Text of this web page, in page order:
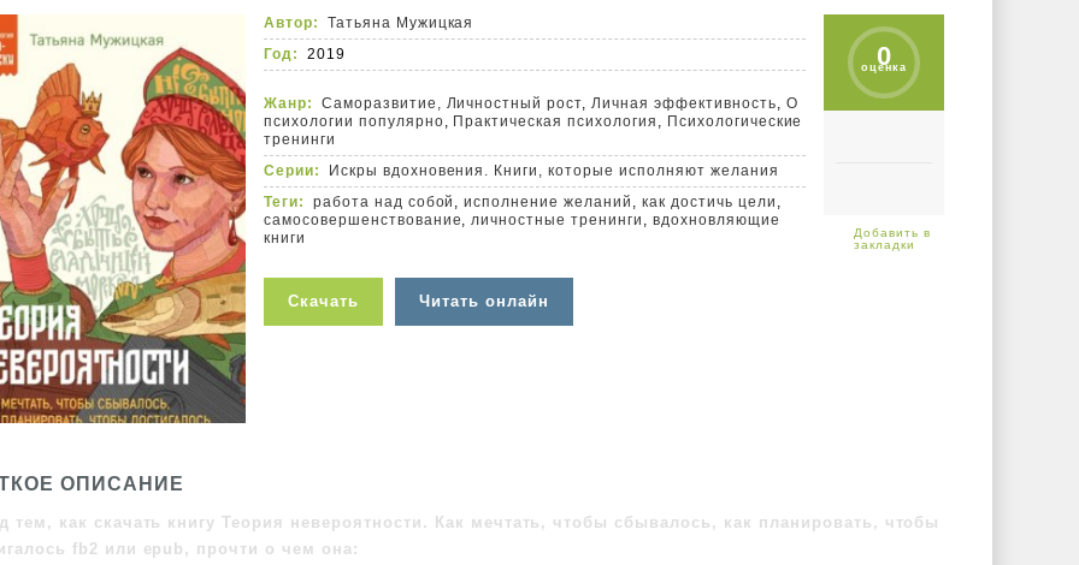
0
оценка
Автор:
Татьяна Мужицкая
Год:
2019
Жанр: Саморазвитие, Личностный рост,Личная эффективность, О
психологии популярно, Практическая психология , Психологические
тренинги
Серии:
Искры вдохновения. Книги, которые исполняют желания
Теги:
работа над собой ,исполнение желаний , как достичь цели ,
самосовершенствование,личностные тренинги , вдохновляющие
книги
Скачать Читать онлайн
ОПИСАНИЕ
тем, как скачать книгу Теория невероятности. Как мечтать, чтобы сбывалось, как планировать, чтобы
fb2 или epub, прочти о чем она: